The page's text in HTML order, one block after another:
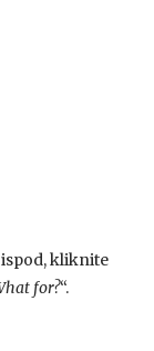
kliknite
for?“.